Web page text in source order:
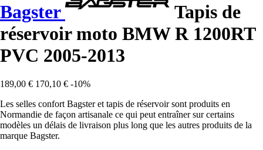
Bagster
Tapis de
réservoir moto BMW R 1200RT
PVC 2005-2013
189,00 € 170,10 € -10%
Les selles confort Bagster et tapis de réservoir sont produits en
Normandie de façon artisanale ce qui peut entraîner sur certains
modèles un délais de livraison plus long que les autres produits de la
marque Bagster.